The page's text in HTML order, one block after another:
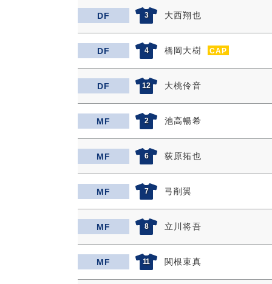
DF 3 大西翔也
DF 4 橋岡大樹 CAP
DF 12 大桃伶音
MF 2 池高暢希
MF 6 荻原拓也
MF 7 弓削翼
MF 8 立川将吾
MF 11 関根束真